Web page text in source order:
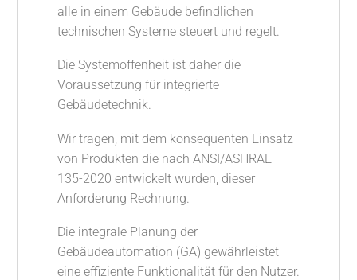
alle in einem Gebäude befindlichen
technischen Systeme steuert und regelt.
Die Systemoffenheit ist daher die
Voraussetzung für integrierte
Gebäudetechnik.
Wir tragen, mit dem konsequenten Einsatz
von Produkten die nach ANSI/ASHRAE
135-2020 entwickelt wurden, dieser
Anforderung Rechnung.
Die integrale Planung der
Gebäudeautomation (GA) gewährleistet
eine effiziente Funktionalität für den Nutzer.